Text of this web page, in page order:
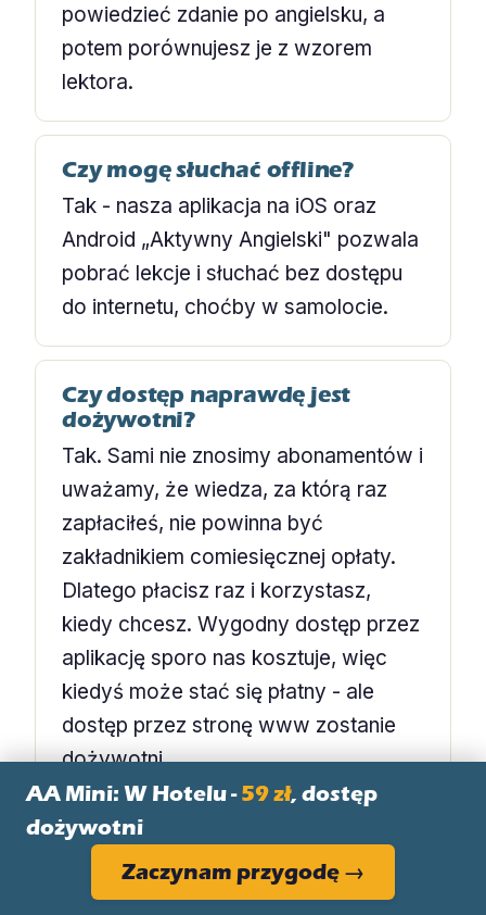
powiedzieć zdanie po angielsku, a
potem porównujesz je z wzorem
lektora.
Czy mogę słuchać offline?
Tak - nasza aplikacja na iOS oraz
Android „Aktywny Angielski" pozwala
pobrać lekcje i słuchać bez dostępu
do internetu, choćby w samolocie.
Czy dostęp naprawdę jest
dożywotni?
Tak. Sami nie znosimy abonamentów i
uważamy, że wiedza, za którą raz
zapłaciłeś, nie powinna być
zakładnikiem comiesięcznej opłaty.
Dlatego płacisz raz i korzystasz,
kiedy chcesz. Wygodny dostęp przez
aplikację sporo nas kosztuje, więc
kiedyś może stać się płatny - ale
dostęp przez stronę www zostanie
dożywotni.
AA Mini: W Hotelu -59 zł, dostęp
dożywotni
Zaczynam przygodę →